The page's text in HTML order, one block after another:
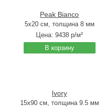
Peak Bianco
5x20 см, толщина 8 мм
Цена:9438 р/м²
В корзину
Ivory
15x90 см, толщина 9.5 мм